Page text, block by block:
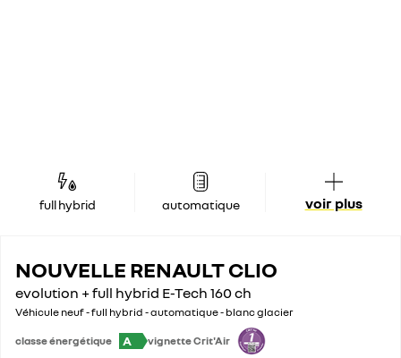
full hybrid automatique voir plus
NOUVELLE RENAULT CLIO
evolution + full hybrid E-Tech 160 ch
Véhicule neuf - full hybrid - automatique - blanc glacier
classe énergétique A vignette Crit'Air